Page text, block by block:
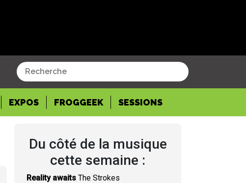
EXPOS FROGGEEK SESSIONS
Du côté de la musique
cette semaine :
Reality awaits The Strokes